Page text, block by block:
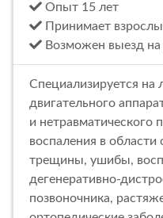
Опыт 15 лет
Принимает
Возможен выезд
Специализируется на
двигательного
и нетравматического
воспаления в области
трещины, ушибы,
дегенеративно-
позвоночника,